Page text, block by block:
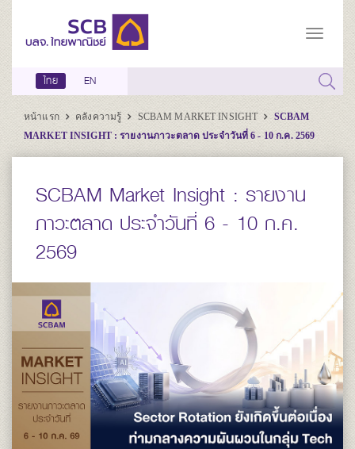
ไทย EN
หน้าแรก คลังความรู้ SCBAM MARKET INSIGHT
SCBAM
MARKET INSIGHT : รายงานภาวะตลาด ประจำวันที่ 6 - 10 ก.ค. 2569
SCBAM Market Insight : รายงาน
ภาวะตลาด ประจำวันที่ 6 - 10 ก.ค.
2569